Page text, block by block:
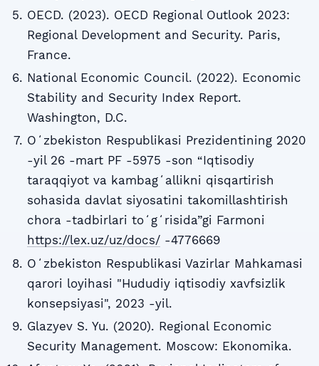
OECD. (2023). OECD Regional Outlook 2023:
Regional Development and Security. Paris,
France.
National Economic Council. (2022). Economic
Stability and Security Index Report.
Washington, D.C.
Oʻzbekiston Respublikasi Prezidentining 2020
-yil 26 -mart PF -5975 -son “Iqtisodiy
taraqqiyot va kambagʻallikni qisqartirish
sohasida davlat siyosatini takomillashtirish
chora -tadbirlari toʻgʻrisida”gi Farmoni
https://lex.uz/uz/docs/-4776669
Oʻzbekiston Respublikasi Vazirlar Mahkamasi
qarori loyihasi "Hududiy iqtisodiy xavfsizlik
konsepsiyasi", 2023 -yil.
Glazyev S. Yu. (2020). Regional Economic
Security Management. Moscow: Ekonomika.